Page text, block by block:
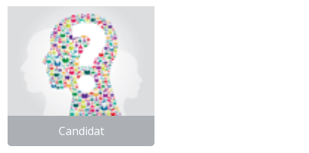
Candidat